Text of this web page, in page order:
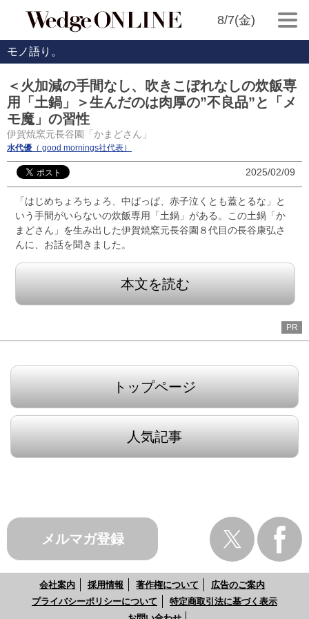
8/7(金)
モノ語り。
＜火加減の手間なし、吹きこぼれなしの炊飯専
用「土鍋」＞生んだのは肉厚の”不良品”と「メ
モ魔」の習性
伊賀焼窯元長谷園「かまどさん」
水代優 （ good mornings社代表）
2025/02/09
「はじめちょろちょろ、中ぱっぱ、赤子泣くとも蓋とるな」と
いう手間がいらないの炊飯専用「土鍋」がある。この土鍋「か
まどさん」を生み出した伊賀焼窯元長谷園８代目の長谷康弘さ
んに、お話を聞きました。
本文を読む
PR
トップページ
人気記事
メルマガ登録
会社案内 採用情報 著作権について
広告のご案内
プライバシーポリシーについて
特定商取引法に基づく表示